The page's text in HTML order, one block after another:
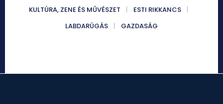
KULTÚRA, ZENE ÉS MŰVÉSZET
ESTI RIKKANCS
LABDARÚGÁS
GAZDASÁG